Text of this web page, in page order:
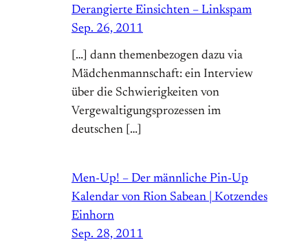
Derangierte Einsichten – Linkspam
Sep. 26, 2011
[…] dann themenbezogen dazu via
Mädchenmannschaft: ein Interview
über die Schwierigkeiten von
Vergewaltigungsprozessen im
deutschen […]
Men-Up! – Der männliche Pin-Up
Kalendar von Rion Sabean | Kotzendes
Einhorn
Sep. 28, 2011